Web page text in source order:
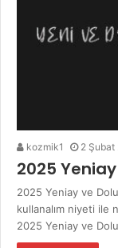
kozmik1 2 Şubat
2025
2025 Yeniay ve
kullanalım niyeti ile
2025 Yeniay ve